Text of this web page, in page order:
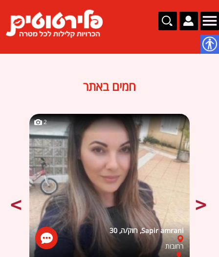
חמים באתר
2
Sapir amrani, רווק/ה, 30
רחובות